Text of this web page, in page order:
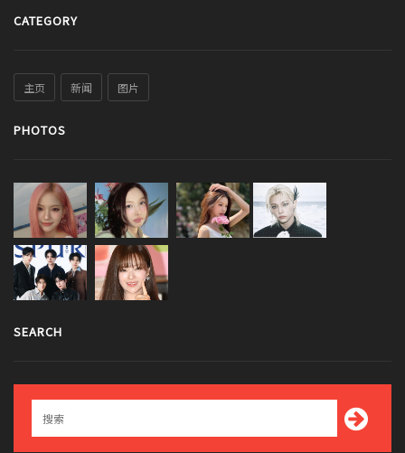
CATEGORY
主页 新闻 图片
PHOTOS
SEARCH